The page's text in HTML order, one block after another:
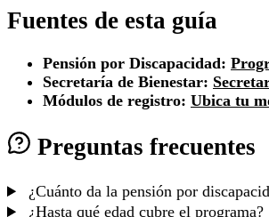
Fuentes de esta guía
Pensión por Discapacidad:
Secretaría de Bienestar:
Módulos de registro: Ubica tu
Preguntas frecuentes
¿Cuánto da la pensión por
¿Hasta qué edad cubre el programa?